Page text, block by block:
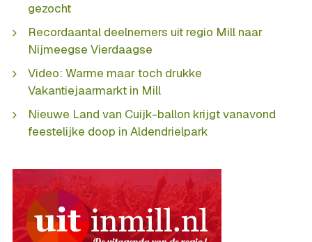
gezocht
Recordaantal deelnemers uit regio Mill naar
Nijmeegse Vierdaagse
Video: Warme maar toch drukke
Vakantiejaarmarkt in Mill
Nieuwe Land van Cuijk-ballon krijgt vanavond
feestelijke doop in Aldendrielpark